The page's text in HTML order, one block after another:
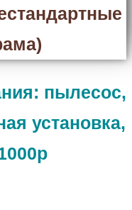
пылесос,
установка,